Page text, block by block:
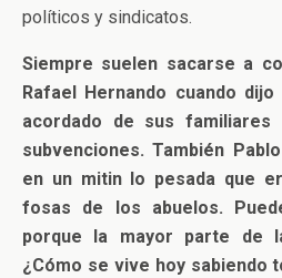
políticos y sindicatos.
Siempre suelen sacarse a
Rafael Hernando cuando
acordado de sus familiares
subvenciones. También
en un mitin lo pesada que
fosas de los abuelos.
porque la mayor parte de
¿Cómo se vive hoy sabiendo